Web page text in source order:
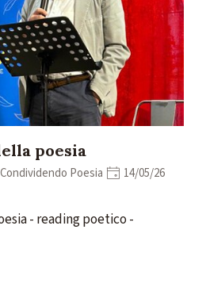
poesia
Condividendo Poesia
14/05/26
- reading poetico -